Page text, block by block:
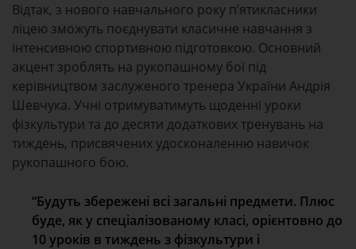
Відтак, з нового навчального року п’ятикласники
ліцею зможуть поєднувати класичне навчання з
інтенсивною спортивною підготовкою. Основний
акцент зроблять на рукопашному бої під
керівництвом заслуженого тренера України Андрія
Шевчука. Учні отримуватимуть щоденні уроки
фізкультури та до десяти додаткових тренувань на
тиждень, присвячених удосконаленню навичок
рукопашного бою.
“Будуть збережені всі загальні предмети. Плюс
буде, як у спеціалізованому класі, орієнтовно до
10 уроків в тиждень з фізкультури і